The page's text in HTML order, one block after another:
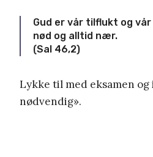
Gud er vår tilflukt og
nød og alltid nær.
(Sal 46,2)
Lykke til med eksamen
nødvendig».